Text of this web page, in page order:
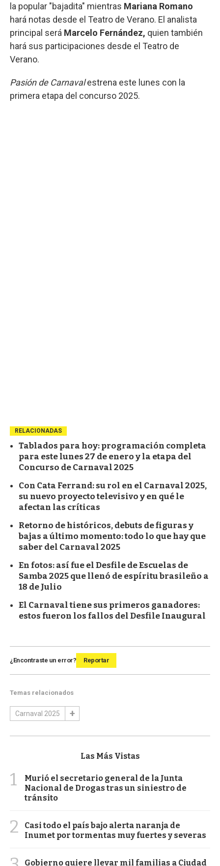
la popular "bajadita" mientras Mariana Romano
hará notas desde el Teatro de Verano. El analista
principal será Marcelo Fernández, quien también
hará sus participaciones desde el Teatro de
Verano.
Pasión de Carnavalestrena este lunes con la
primera etapa del concurso 2025.
RELACIONADAS
Tablados para hoy: programación completa
para este lunes 27 de enero y la etapa del
Concurso de Carnaval 2025
Con Cata Ferrand: su rol en el Carnaval 2025,
su nuevo proyecto televisivo y en qué le
afectan las críticas
Retorno de históricos, debuts de figuras y
bajas a último momento: todo lo que hay que
saber del Carnaval 2025
En fotos: así fue el Desfile de Escuelas de
Samba 2025 que llenó de espíritu brasileño a
18 de Julio
El Carnaval tiene sus primeros ganadores:
estos fueron los fallos del Desfile Inaugural
¿Encontraste un error? Reportar
Temas relacionados
Carnaval 2025
Las Más Vistas
1
Murió el secretario general de la Junta
Nacional de Drogas tras un siniestro de
tránsito
2
Casi todo el país bajo alerta naranja de
Inumet por tormentas muy fuertes y severas
Gobierno quiere llevar mil familias a Ciudad